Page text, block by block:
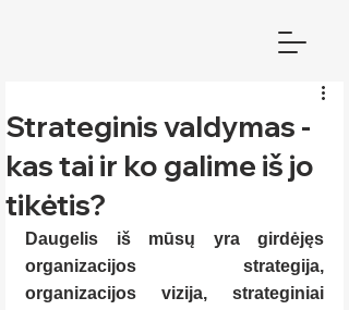
Strateginis valdymas -
kas tai ir ko galime iš jo
tikėtis?
Daugelis iš mūsų yra girdėjęs
organizacijos strategija,
organizacijos vizija, strateginiai